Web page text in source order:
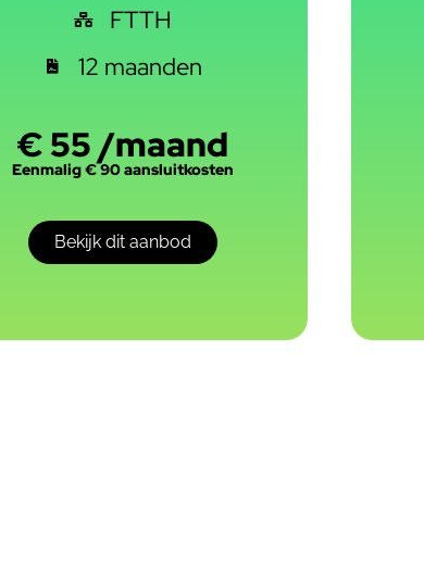
FTTH
12 maanden
€ 55 /maand
Eenmalig € 90 aansluitkosten
Bekijk dit aanbod